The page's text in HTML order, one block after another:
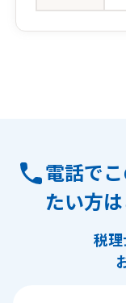
電話で
たい方
税